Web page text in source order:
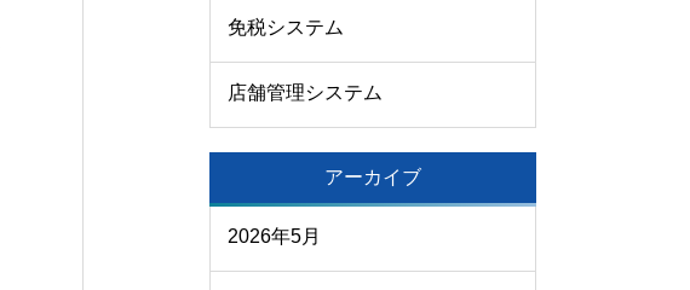
免税システム
店舗管理システム
アーカイブ
2026年5月